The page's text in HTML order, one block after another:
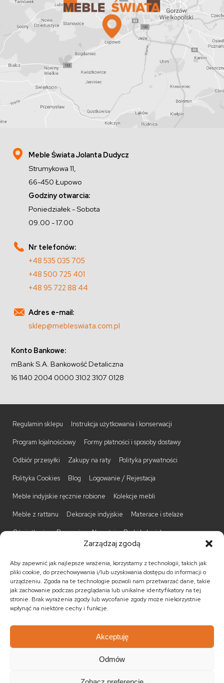
Zarządzaj zgodą
Aby zapewnić jak najlepsze wrażenia, korzystamy z technologii, takich jak
pliki cookie, do przechowywania i/lub uzyskiwania dostępu do informacji o
urządzeniu. Zgoda na te technologie pozwoli nam przetwarzać dane, takie
jak zachowanie podczas przeglądania lub unikalne identyfikatory na tej
stronie. Brak wyrażenia zgody lub wycofanie zgody może niekorzystnie
wpłynąć na niektóre cechy i funkcje.
Akceptuję
Odmów
Meble Świata Jolanta Dudycz
Strumykowa 11,
66-450 Łupowo
Godziny otwarcia:
Poniedziałek - Sobota
09.00 - 17.00
Nr telefonów:
+48 535 035 705
+48 500 725 401
+48 95 722 88 44
Adres e-mail:
sklep@mebleswiata.com.pl
Konto Bankowe:
mBank S.A. Bankowość Detaliczna
16 1140 2004 0000 3102 3107 0128
Regulamin sklepu Instrukcja użytkowania i konserwacji
Program lojalnościowy Formy płatności i sposoby dostawy
Odbiór przesyłki Zakupy na raty Polityka prywatności
Polityka Cookies Blog Logowanie / Rejestacja
Meble indyjskie ręcznie robione Kolekcje mebli
Meble z rattanu Dekoracje indyjskie Materace i stelaże
Oświetlenie Promocje Nowości Barki kolonialne
Komody kolonialne Krzesła kolonialne
Kufry indyjskie Ławki kolonialne Łóżka kolonialne
Parawany kolonialne Półki kolonialne Regały kolonialne
Stojaki na CD Stoliki kawowe Stoliki nocne
MEBLE ŚWIATA